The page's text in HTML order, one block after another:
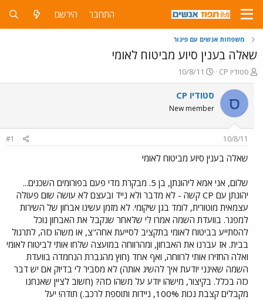
התחבר הירשם
משפחות אנשים עם פיגור
שאלה בענין סיוע מביטוח לאומי
פ
ו
ת
ח
ה
ש
א
סטודיו CP
פ
ו
ר
ס
ם
ר
10/8/11
ס סטודיו CP
New member
10/8/11
#1
שאלה בענין סיוע מביטוח לאומי
שלום, אני אמא ליהונתן, בן 5. מבקרת מדי פעם בפורומים השכנים...
יהונתן עם CP קשה - לא מדבר ולא נייד ובעצם לא עושה שום פעולה
עצמאית מוטורית, לומד בגן שיקומי. לא מזמן עשינו אבחון של השירות
למפגר. בוועדת השמה אמרו לי שלאחר שנקבל את האבחון נוכל
להסתייע בביטוח לאומי בתקציב לסייעת אחה"צ, או משהו כזה, לתרגול
בבית. אז עברנו את האבחון, ומהרווחה במועצה שלחו אותי לביטוח לאומי
ואלה החזירו אותי לרווחה, ואף אחד (חוץ מהגברת הנחמדה בוועדת
השמה שאינני יודעת איך להשיג אותה) לא מסביר לי בדיוק אם יש דבר
כזה בכלל. בקיצור, מישהו יודע על משהו כזה? (חשוב לציין שאנחנו
מקבלים קצבת נכות 100%, ניידות ותוספת לרכב.) תודה! יעל